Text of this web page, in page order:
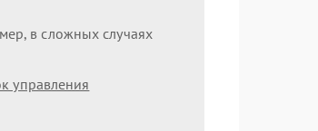
в сложных случаях
управления